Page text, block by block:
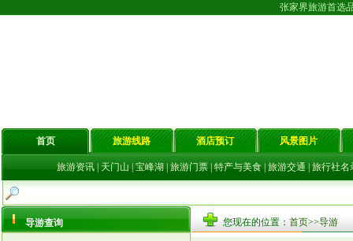
张家界旅游首选
首页 旅游线路 酒店预订 风景图片
旅游资讯 天门山 宝峰湖 旅游门票 特产与美食 旅游交通 旅行社名
导游查询 您现在的位置： 首页>>导游